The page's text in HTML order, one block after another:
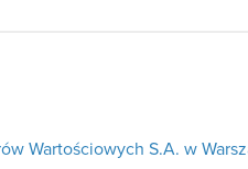
Wartościowych S.A. w